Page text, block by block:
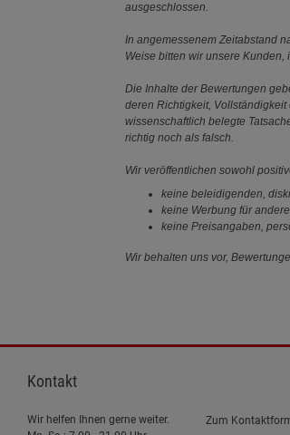
ausgeschlossen.
In angemessenem Zeitabstand
Weise bitten wir unsere
Die Inhalte der Bewertungen
deren Richtigkeit,
wissenschaftlich belegte
richtig noch als falsch.
Wir veröffentlichen sowohl
keine beleidigenden,
keine Werbung für
keine Preisangaben,
Wir behalten uns vor,
Kontakt
Wir helfen Ihnen gerne weiter.
Zum